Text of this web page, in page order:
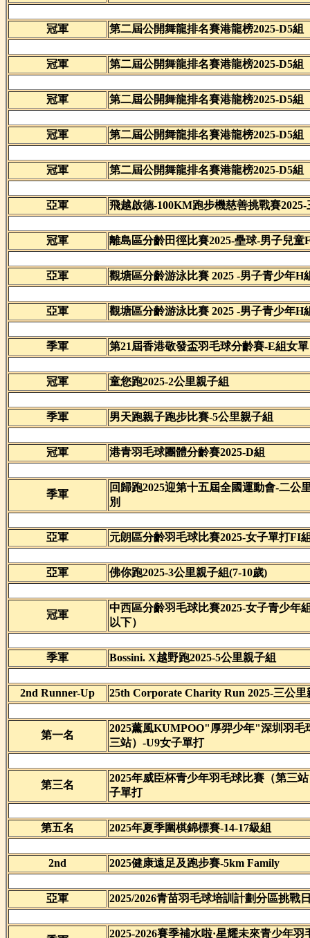
冠軍 第二屆公開舞龍排名賽港龍榜2025-D5組
冠軍 第二屆公開舞龍排名賽港龍榜2025-D5組
冠軍 第二屆公開舞龍排名賽港龍榜2025-D5組
冠軍 第二屆公開舞龍排名賽港龍榜2025-D5組
冠軍 第二屆公開舞龍排名賽港龍榜2025-D5組
亞軍 飛越啟德-100KM跑步機慈善挑戰賽
冠軍 離島區分齡田徑比賽2025-壘球-男子兒童
亞軍 觀塘區分齡游泳比賽 2025 -男子青少年H
亞軍 觀塘區分齡游泳比賽 2025 -男子青少年H
季軍 第21屆香港敬發盃羽毛球分齡賽-E組女
冠軍 童您跑2025-2公里親子組
季軍 男天跑親子跑步比賽-5公里親子組
冠軍 港青羽毛球團體分齡賽2025-D組
季軍
回歸跑2025迎第十五屆全國運動會-二公
別
亞軍 元朗區分齡羽毛球比賽2025-女子單打FI
亞軍 佛你跑2025-3公里親子組(7-10歲)
冠軍
中西區分齡羽毛球比賽2025-女子青少年
以下）
季軍 Bossini. X越野跑2025-5公里親子組
2nd Runner-Up 25th Corporate Charity Run 2025-三公里
第一名
2025薰風KUMPOO"厚羿少年"深圳羽毛
三站）-U9女子單打
第三名
2025年威臣杯青少年羽毛球比賽（第三
子單打
第五名 2025年夏季圍棋錦標賽-14-17級組
2nd 2025健康遠足及跑步賽-5km Family
亞軍 2025/2026青苗羽毛球培訓計劃分區挑戰
2025-2026賽季補水啦·星耀未來青少年